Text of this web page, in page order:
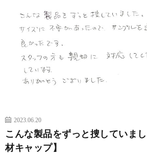
2023.06.20
こんな製品をずっと捜していま
材キャップ】